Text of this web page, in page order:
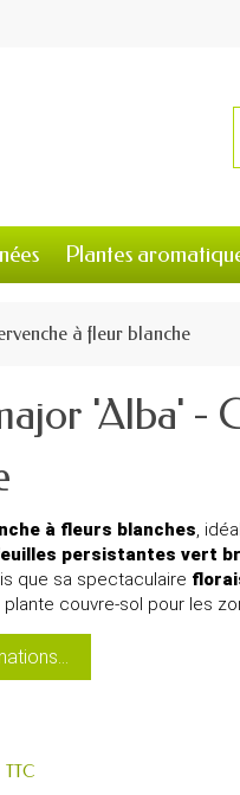
Plantes
à fleur blanche
'Alba' -
à fleurs blanches,
persistantes vert
que sa spectaculaire
plante couvre-sol pour les
TTC